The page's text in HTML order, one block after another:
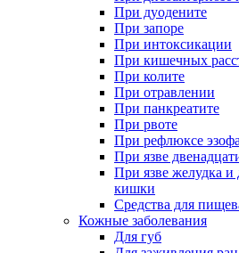
При дуодените
При запоре
При интоксикации
При кишечных
При колите
При отравлении
При панкреатите
При рвоте
При рефлюксе
При язве
При язве желудка и
кишки
Средства для
Кожные заболевания
Для губ